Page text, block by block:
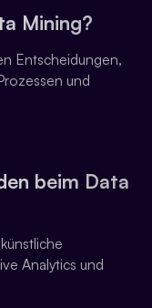
Mining?
Entscheidungen,
und
beim Data
Analytics und